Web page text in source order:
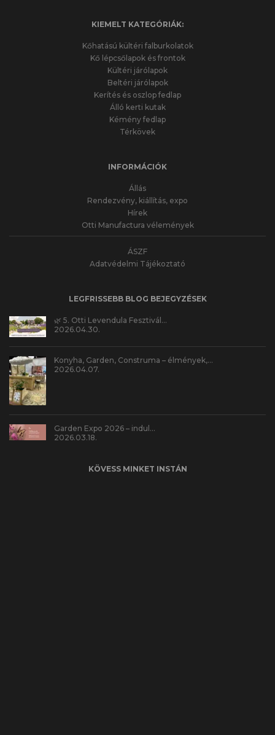
KIEMELT KATEGÓRIÁK:
Kőhatású kültéri falburkolatok
Kő lépcsőlapok és frontok
Kültéri járólapok
Beltéri járólapok
Kerítés és oszlop fedlap
Álló kerti kutak
Kémény fedlap
Térkövek
INFORMÁCIÓK
Állás
Rendezvény, kiállítás, expo
Hírek
Otti Manufactura vélemények
ÁSZF
Adatvédelmi Tájékoztató
LEGFRISSEBB BLOG BEJEGYZÉSEK
🌿 5. Otti Levendula Fesztivál…
2026.04.30.
Konyha, Garden, Construma – élmények,…
2026.04.07.
Garden Expo 2026 – indul…
2026.03.18.
KÖVESS MINKET INSTÁN